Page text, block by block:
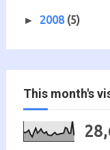
► 2008 (5)
This month's